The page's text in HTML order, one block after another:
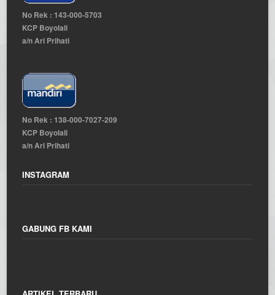
No Rek : 143-000-5703
KCP Boyolali
a/n Ari Prihati
No Rek : 138-000-7027-209
KCP Boyolali
a/n Ari Prihati
INSTAGRAM
GABUNG FB KAMI